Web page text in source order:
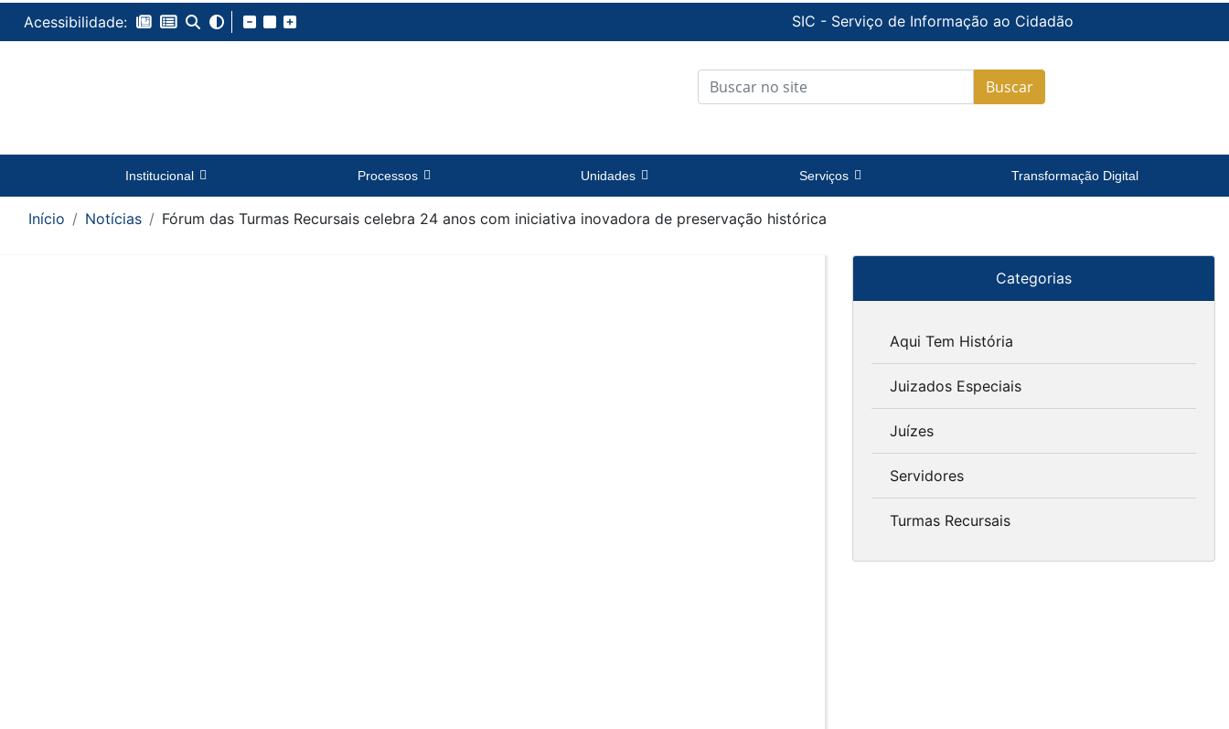
Acessibilidade: SIC - Serviço de Informação ao Cidadão
Buscar
Institucional Processos Unidades Serviços Transformação Digital
Início Notícias Fórum das Turmas Recursais celebra 24 anos com iniciativa inovadora de preservação histórica
Categorias
Aqui Tem História
Juizados Especiais
Juízes
Servidores
Turmas Recursais